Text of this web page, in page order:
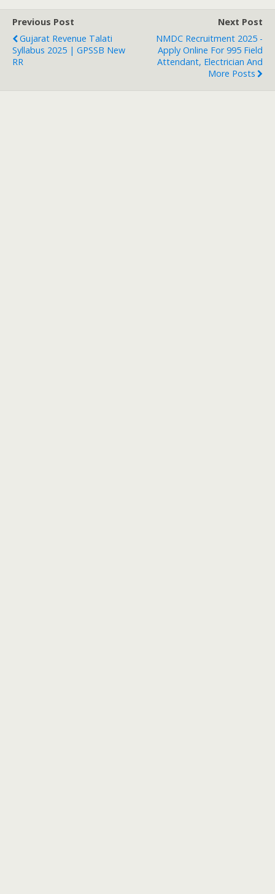
Previous Post
Gujarat Revenue Talati
Syllabus 2025 | GPSSB New
RR
Next Post
NMDC Recruitment 2025 -
Apply Online For 995 Field
Attendant, Electrician And
More Posts